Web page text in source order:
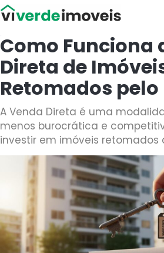
Viver de Imóveis
Como Funciona
Direta de
Retomados pelo
A Venda Direta é uma
menos burocrática e
investir em imóveis retomados